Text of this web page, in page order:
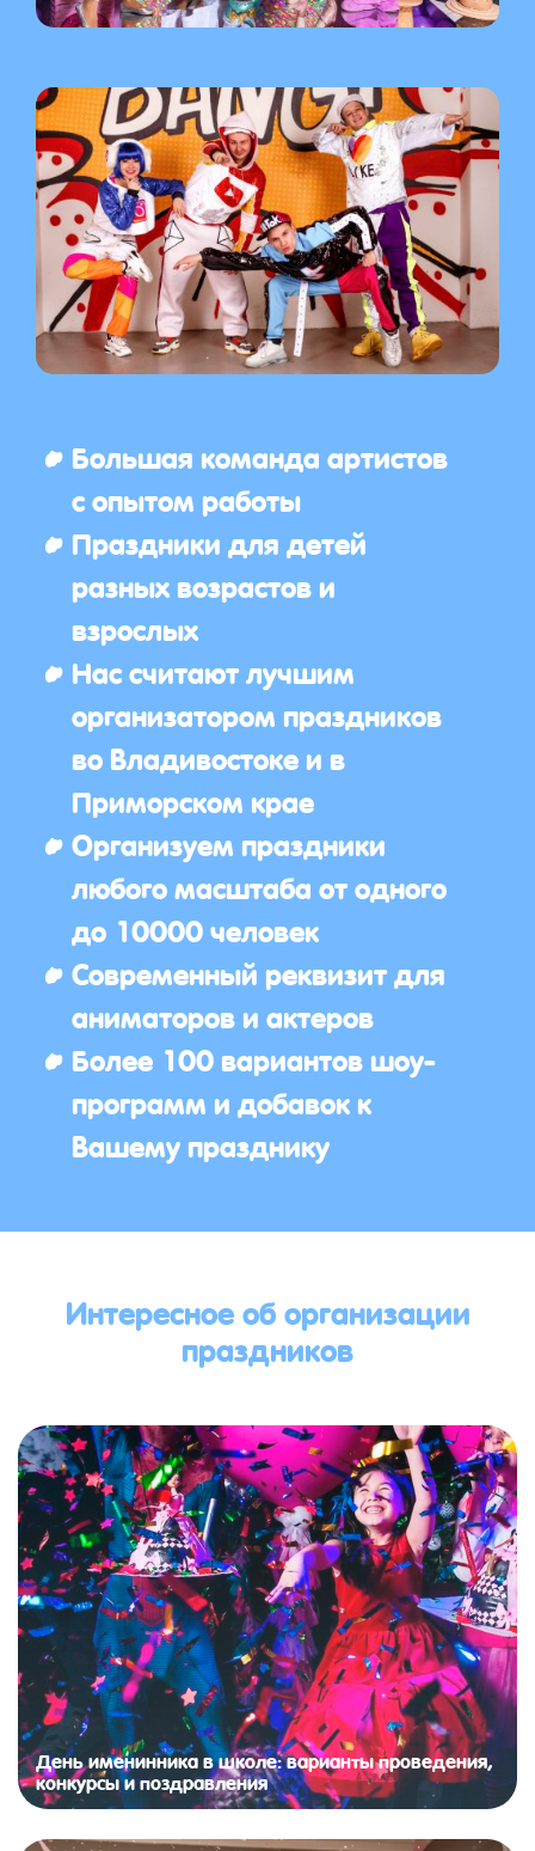
Большая команда артистов
с опытом работы
Праздники для детей
разных возрастов и
взрослых
Нас считают лучшим
организатором праздников
во Владивостоке и в
Приморском крае
Организуем праздники
любого масштаба от одного
до 10000 человек
Современный реквизит для
аниматоров и актеров
Более 100 вариантов шоу-
программ и добавок к
Вашему празднику
Интересное об организации
праздников
День именинника в школе: варианты проведения,
конкурсы и поздравления